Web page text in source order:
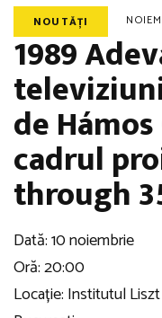
NOUTĂȚI
1989
de
cadrul
through
Dată: 10 noiembrie
Oră: 20:00
Locație: Institutul